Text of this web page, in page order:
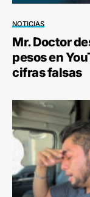
NOTICIAS
Mr. Doctor
pesos en
cifras falsas